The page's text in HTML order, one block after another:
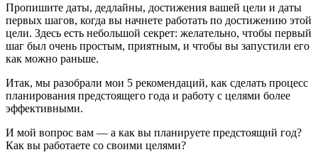
Пропишите даты, дедлайны, достижения вашей цели и даты
первых шагов, когда вы начнете работать по достижению этой
цели. Здесь есть небольшой секрет: желательно, чтобы первый
шаг был очень простым, приятным, и чтобы вы запустили его
как можно раньше.
Итак, мы разобрали мои 5 рекомендаций, как сделать процесс
планирования предстоящего года и работу с целями более
эффективными.
И мой вопрос вам — а как вы планируете предстоящий год?
Как вы работаете со своими целями?